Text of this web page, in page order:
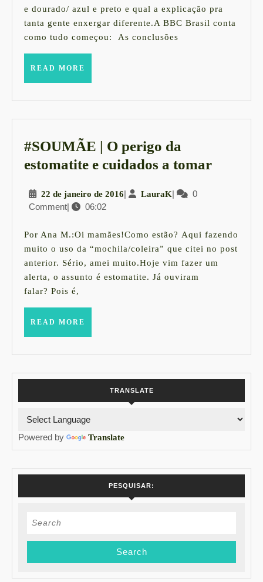
2015
e dourado/ azul e preto e qual a explicação pra
tanta gente enxergar diferente.A BBC Brasil conta
como tudo começou: As conclusões
READ MORE
#SOUMÃE | O perigo da
estomatite e cuidados a tomar
da
e
22 de janeiro de 201622
de
2016
| LauraKLauraK
|
0
Comment| 06:02
Por Ana M.:Oi mamães!Como estão? Aqui fazendo
muito o uso da “mochila/coleira” que citei no post
anterior. Sério, amei muito.Hoje vim fazer um
alerta, o assunto é estomatite. Já ouviram
falar? Pois é,
READ MORE
TRANSLATE
Powered by Translate
PESQUISAR:
Search